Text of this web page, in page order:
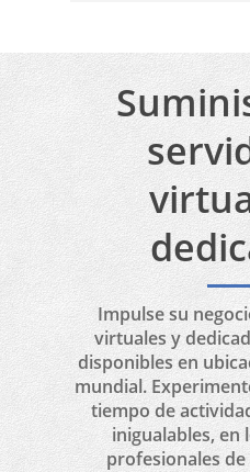
necesidades.
least 45 ms.
Impulse su
virtuales y
disponibles en
mundial.
tiempo de
inigualables, en
profesionales